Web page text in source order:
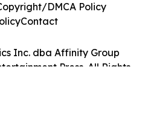
Inc. dba Affinity Group
Press. All Rights
DMCA Policy
Contact